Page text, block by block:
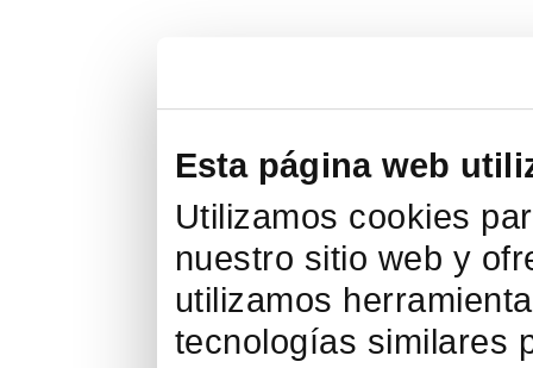
Esta página web
Utilizamos cookies
nuestro sitio web y
utilizamos
tecnologías similares